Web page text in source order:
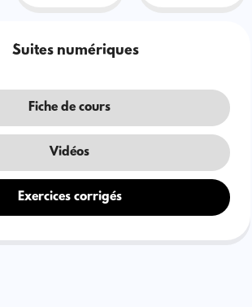
Suites numériques
Fiche de cours
Vidéos
Exercices corrigés